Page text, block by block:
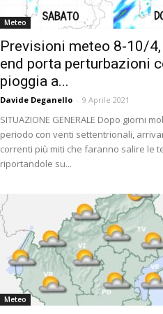
Meteo
Previsioni meteo 8-10/
end porta perturbazioni
pioggia a...
Davide Deganello - 9 Aprile 2021
SITUAZIONE GENERALE Dopo giorni
periodo con venti settentrionali,
correnti più miti che faranno salire le
riportandole su...
Meteo